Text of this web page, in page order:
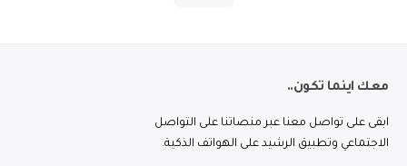
معك اينما تكون..
ابقى على تواصل معنا عبر منصاتنا على التواصل
الاجتماعي وتطبيق الرشيد على الهواتف الذكية.